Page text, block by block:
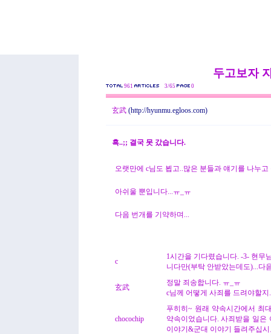
두고보자
961 3/65 0
玄武(http://hyunmu.egloos.com)
흑..;; 결국 못 갔습니다.
오랫만에 c님도 뵙고..많은 분들과 얘기를 나누고
아쉬울 뿐입니다...ㅠ_ㅠ
다음 번개를 기약하며...
c
1시간을 기다렸습니다. -3- 현무
니다만(부탁 안받았는데도)...다
玄武
정말 죄송합니다. ㅠ_ㅠ
c님께 어떻게 사죄를 드려야할지
chocochip
푸히히~ 원래 약속시간에서 최
약속이었습니다. 사죄받을 일
이야기&군대 이야기 들려주십